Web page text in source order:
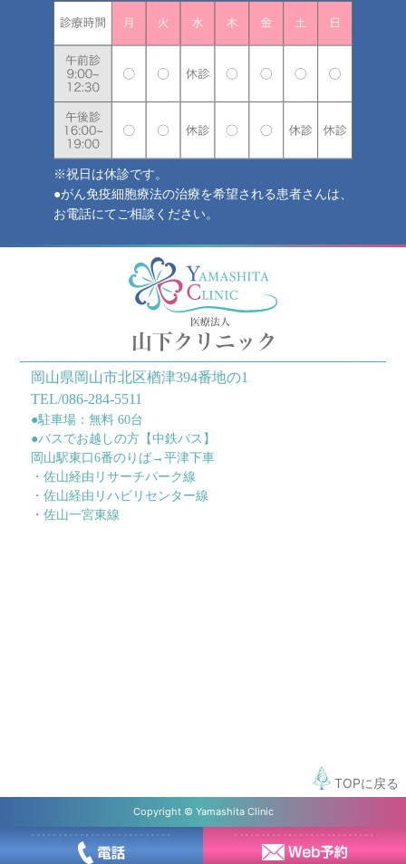
※祝日は休診です。
●がん免疫細胞療法の治療を希望される患者さんは、
お電話にてご相談ください。
岡山県岡山市北区楢津394番地の1
TEL/086-284-5511
●駐車場：無料 60台
●バスでお越しの方【中鉄バス】
岡山駅東口6番のりば→平津下車
・佐山経由リサーチパーク線
・佐山経由リハビリセンター線
・佐山一宮東線
TOPに戻る
Copyright © Yamashita Clinic